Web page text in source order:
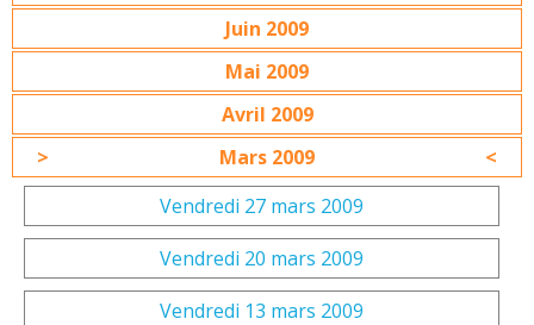
Juin 2009
Mai 2009
Avril 2009
Mars 2009
Vendredi 27 mars 2009
Vendredi 20 mars 2009
Vendredi 13 mars 2009